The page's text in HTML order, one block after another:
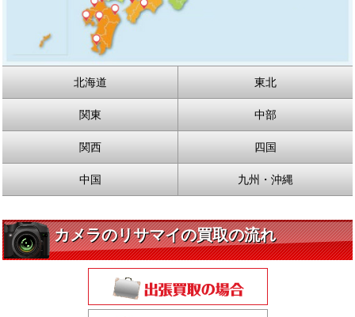
北海道 東北
関東 中部
関西 四国
中国 九州・沖縄